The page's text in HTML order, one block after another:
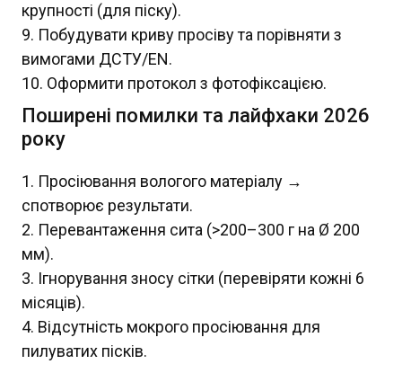
крупності (для піску).
Побудувати криву просіву та порівняти з
вимогами ДСТУ/EN.
Оформити протокол з фотофіксацією.
Поширені помилки та лайфхаки 2026
року
Просіювання вологого матеріалу →
спотворює результати.
Перевантаження сита (>200–300 г на Ø 200
мм).
Ігнорування зносу сітки (перевіряти кожні 6
місяців).
Відсутність мокрого просіювання для
пилуватих пісків.